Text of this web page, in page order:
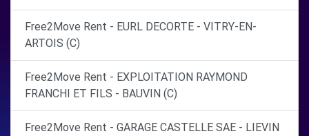
Free2Move Rent - EURL DECORTE - VITRY-EN-
ARTOIS (C)
Free2Move Rent - EXPLOITATION RAYMOND
FRANCHI ET FILS - BAUVIN (C)
Free2Move Rent - GARAGE CASTELLE SAE - LIEVIN